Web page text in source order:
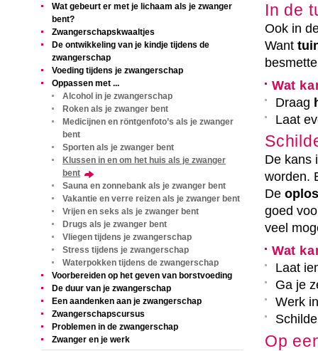
Wat gebeurt er met je lichaam als je zwanger
bent?
Zwangerschapskwaaltjes
De ontwikkeling van je kindje tijdens de
zwangerschap
Voeding tijdens je zwangerschap
Oppassen met ...
Alcohol in je zwangerschap
Roken als je zwanger bent
Medicijnen en röntgenfoto’s als je zwanger
bent
Sporten als je zwanger bent
Klussen in en om het huis als je zwanger
bent
Sauna en zonnebank als je zwanger bent
Vakantie en verre reizen als je zwanger bent
Vrijen en seks als je zwanger bent
Drugs als je zwanger bent
Vliegen tijdens je zwangerschap
Stress tijdens je zwangerschap
Waterpokken tijdens de zwangerschap
Voorbereiden op het geven van borstvoeding
De duur van je zwangerschap
Een aandenken aan je zwangerschap
Zwangerschapscursus
Problemen in de zwangerschap
Zwanger en je werk
In de
Ook in
Want
Wat
Draag
Laat
De kans
worden.
De
goed
veel
Wat
Laat
Ga je
Werk
Op